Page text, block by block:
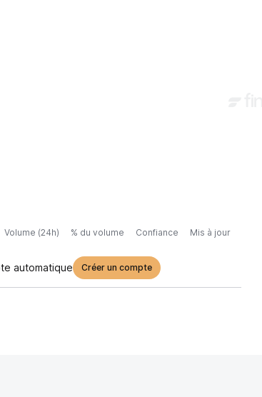
Volume (24h) % du volume Confiance Mis à jour
automatique Créer un compte